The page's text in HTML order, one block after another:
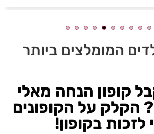
המומלצים ביותר
קופון הנחה מאלי
הקלק על הקופונים
לזכות בקופון!